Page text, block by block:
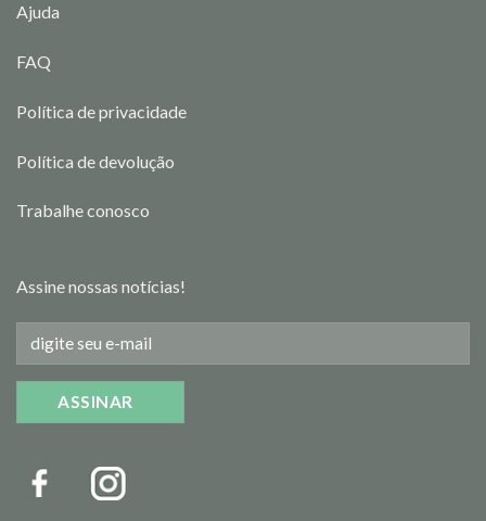
Ajuda
FAQ
Política de privacidade
Política de devolução
Trabalhe conosco
Assine nossas notícias!